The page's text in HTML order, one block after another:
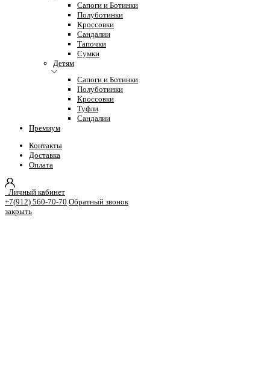
Сапоги и Ботинки
Полуботинки
Кроссовки
Сандалии
Тапочки
Сумки
Детям
Сапоги и Ботинки
Полуботинки
Кроссовки
Туфли
Сандалии
Премиум
Контакты
Доставка
Оплата
Личный кабинет
+7(912) 560-70-70 Обратный звонок
закрыть